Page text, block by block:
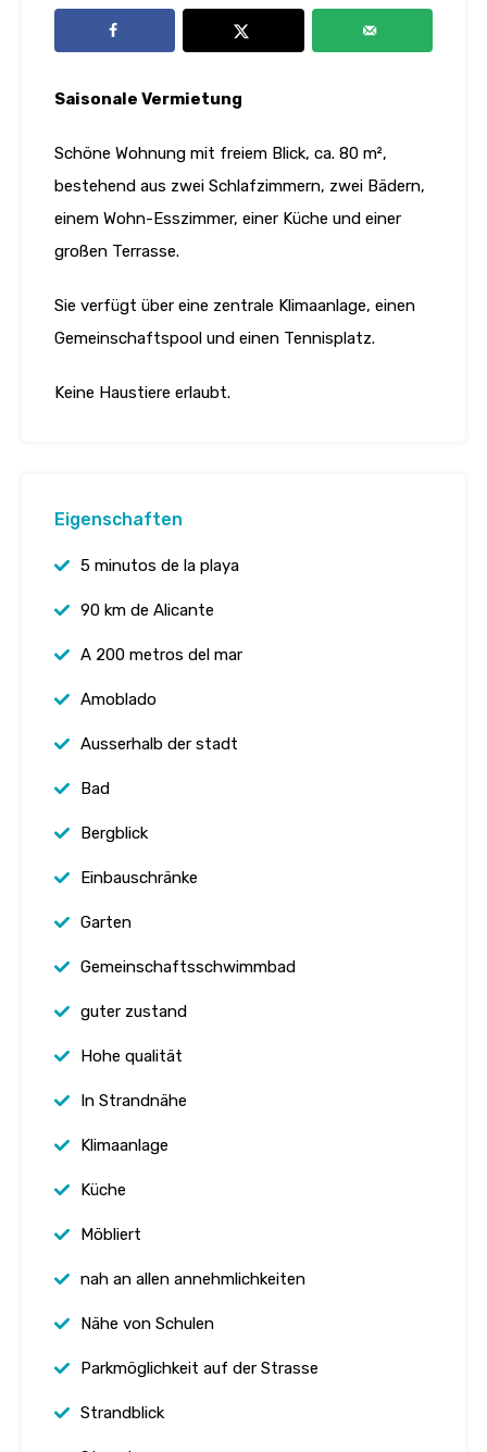
Saisonale Vermietung
Schöne Wohnung mit freiem Blick, ca. 80 m²,
bestehend aus zwei Schlafzimmern, zwei Bädern,
einem Wohn-Esszimmer, einer Küche und einer
großen Terrasse.
Sie verfügt über eine zentrale Klimaanlage, einen
Gemeinschaftspool und einen Tennisplatz.
Keine Haustiere erlaubt.
Eigenschaften
5 minutos de la playa
90 km de Alicante
A 200 metros del mar
Amoblado
Ausserhalb der stadt
Bad
Bergblick
Einbauschränke
Garten
Gemeinschaftsschwimmbad
guter zustand
Hohe qualität
In Strandnähe
Klimaanlage
Küche
Möbliert
nah an allen annehmlichkeiten
Nähe von Schulen
Parkmöglichkeit auf der Strasse
Strandblick